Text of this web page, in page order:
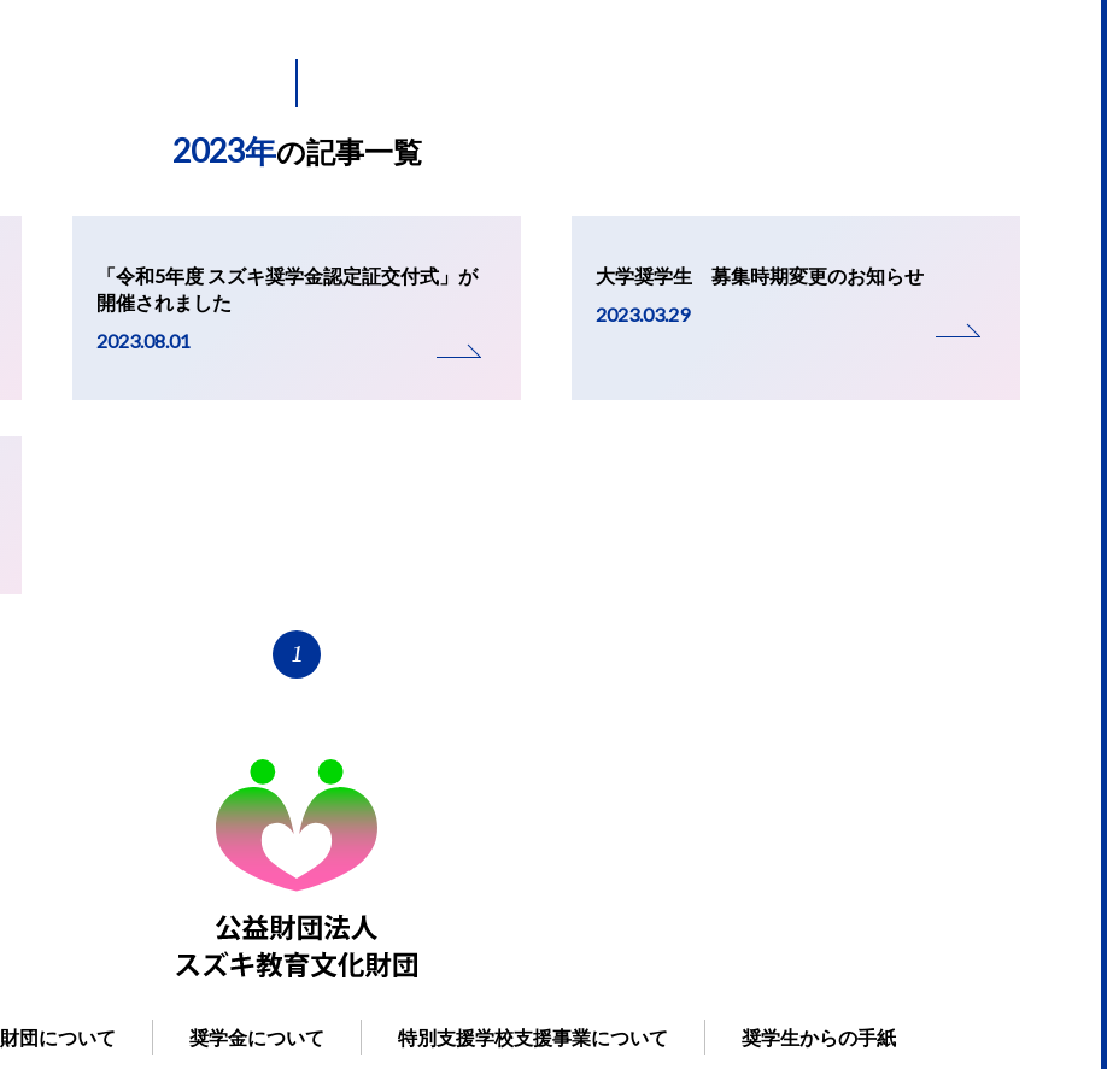
2023年の記事一覧
「令和5年度 スズキ奨学金認定証交付式」が
開催されました
2023.08.01
大学奨学生 募集時期変更のお知らせ
2023.03.29
1
財団について 奨学金について 特別支援学校支援事業について 奨学生からの手紙